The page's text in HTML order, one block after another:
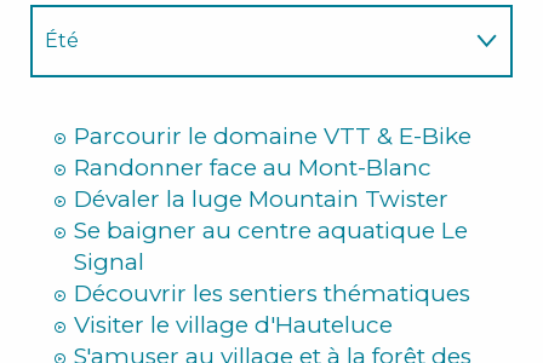
Été
Parcourir le domaine VTT & E-Bike
Randonner face au Mont-Blanc
Dévaler la luge Mountain Twister
Se baigner au centre aquatique Le
Signal
Découvrir les sentiers thématiques
Visiter le village d'Hauteluce
S'amuser au village et à la forêt des